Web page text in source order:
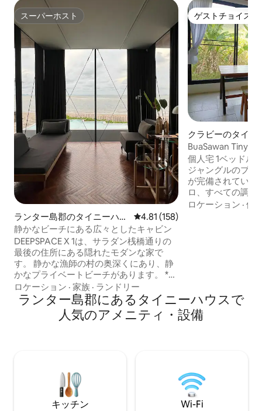
スーパーホスト
スーパーホスト
ランター島郡のタイニーハウ
ス
レビュー158件、5つ星中4.81つ
4.81 (158)
静かなビーチにある広々としたキャビン
DEEPSPACE X 1は、サラダン桟橋通りの
最後の住所にある隠れたモダンな家で
す。 静かな漁師の村の奥深くにあり、静
かなプライベートビーチがあります。 *
ゲストは毎日漁船からの新鮮なシーフー
ドを楽しむことができます この家はラン
タ島で最も便利なエリアにあります。最
大の食料品店、有名なレストラン、桟
ャンビューのバスタブに囲まれていま
ロケーション · 家族 · ランドリー
ゲストチョイス
ゲストチョイス
クラビーのタイニ
BuaSawan Tiny
ン・タイニーハウ
個人宅 1ベッドル
ジャングルのプラ
が完備されていま
ロ、すべての調
ン 温水シャワー
ンとビーチから3
ロケーション ·価
ランター島郡にあるタイニーハウスで
人気のアメニティ・設備
キッチン Wi-Fi